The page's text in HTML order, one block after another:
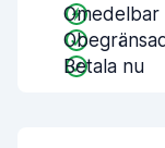
Betala nu